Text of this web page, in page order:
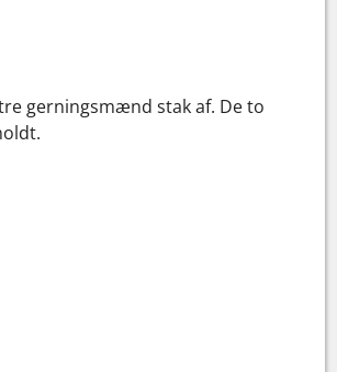
gerningsmænd stak af. De to